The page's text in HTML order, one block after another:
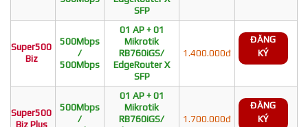
SFP
Super500
Biz
500Mbps
/
500Mbps
01 AP + 01
Mikrotik
RB760iGS/
EdgeRouter X
SFP
1.400.000đ
ĐĂNG
KÝ
Super500
Biz Plus
500Mbps
/
01 AP + 01
Mikrotik
RB760iGS/
1.700.000đ
ĐĂNG
KÝ